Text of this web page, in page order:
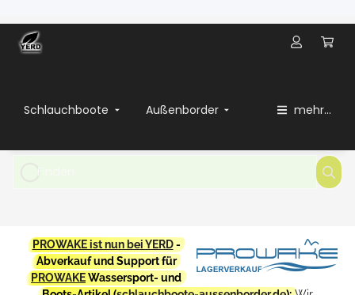
Schlauchboote Außenborder mehr...
PROWAKE ist nun bei YERD-
Abverkauf und Support für
PROWAKEWassersport- und